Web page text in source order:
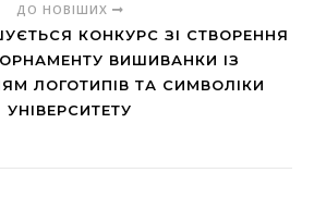
ДО НОВІШИХ
КОНКУРС ЗІ СТВОРЕННЯ
ВИШИВАНКИ ІЗ
ЛОГОТИПІВ ТА СИМВОЛІКИ
УНІВЕРСИТЕТУ